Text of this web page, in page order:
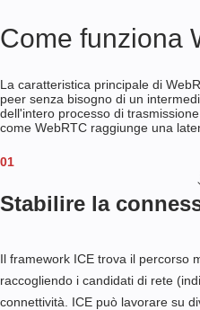
Come funziona
La caratteristica principale di
peer senza bisogno di un
dell'intero processo di
come WebRTC raggiunge una
01
Stabilire la
Il framework ICE trova il percorso
raccogliendo i candidati di rete
connettività. ICE può lavorare su